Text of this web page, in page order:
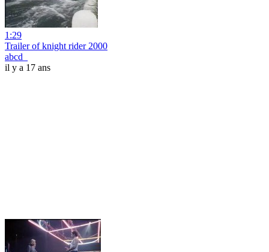
1:29
Trailer of knight rider 2000
abcd_
il y a 17 ans